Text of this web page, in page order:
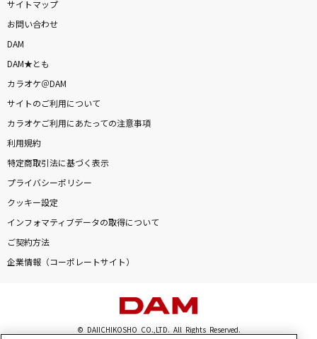
サイトマップ
お問い合わせ
DAM
DAM★とも
カラオケ＠DAM
サイトのご利用について
カラオケご利用にあたっての注意事項
利用規約
特定商取引法に基づく表示
プライバシーポリシー
クッキー設定
インフォマティブデータの取得について
ご契約方法
企業情報（コーポレートサイト）
© DAIICHIKOSHO CO.,LTD. All Rights Reserved.